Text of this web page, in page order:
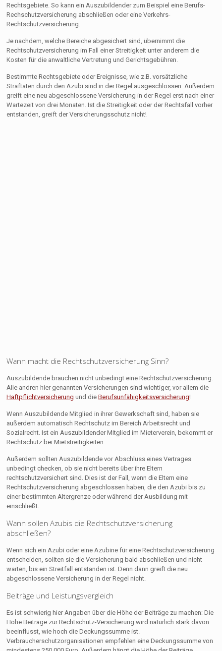
Rechtsgebiete. So kann ein Auszubildender zum Beispiel eine Berufs-
Rechschutzversicherung abschließen oder eine Verkehrs-
Rechtschutzversicherung.
Je nachdem, welche Bereiche abgesichert sind, übernimmt die
Rechtschutzversicherung im Fall einer Streitigkeit unter anderem die
Kosten für die anwaltliche Vertretung und Gerichtsgebühren.
Bestimmte Rechtsgebiete oder Ereignisse, wie z.B. vorsätzliche
Straftaten durch den Azubi sind in der Regel ausgeschlossen. Außerdem
greift eine neu abgeschlossene Versicherung in der Regel erst nach einer
Wartezeit von drei Monaten. Ist die Streitigkeit oder der Rechtsfall vorher
entstanden, greift der Versicherungsschutz nicht!
Wann macht die Rechtschutzversicherung Sinn?
Auszubildende brauchen nicht unbedingt eine Rechtschutzversicherung.
Alle andren hier genannten Versicherungen sind wichtiger, vor allem die
Haftpflichtversicherung und dieBerufsunfähigkeitsversicherung!
Wenn Auszubildende Mitglied in ihrer Gewerkschaft sind, haben sie
außerdem automatisch Rechtschutz im Bereich Arbeitsrecht und
Sozialrecht. Ist ein Auszubildender Mitglied im Mieterverein, bekommt er
Rechtschutz bei Mietstreitigkeiten.
Außerdem sollten Auszubildende vor Abschluss eines Vertrages
unbedingt checken, ob sie nicht bereits über ihre Eltern
rechtschutzversichert sind. Dies ist der Fall, wenn die Eltern eine
Rechtschutzversicherung abgeschlossen haben, die den Azubi bis zu
einer bestimmten Altergrenze oder während der Ausbildung mit
einschließt.
Wann sollen Azubis die Rechtschutzversicherung
abschließen?
Wenn sich ein Azubi oder eine Azubine für eine Rechtschutzversicherung
entscheiden, sollten sie die Versicherung bald abschließen und nicht
warten, bis ein Streitfall entstanden ist. Denn dann greift die neu
abgeschlossene Versicherung in der Regel nicht.
Beiträge und Leistungsvergleich
Es ist schwierig hier Angaben über die Höhe der Beiträge zu machen: Die
Höhe Beiträge zur Rechtschutz-Versicherung wird natürlich stark davon
beeinflusst, wie hoch die Deckungssumme ist.
Verbraucherschutzorganisationen empfehlen eine Deckungssumme von